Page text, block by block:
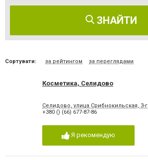
ЗНАЙТИ
Сортувати: за рейтингом за переглядами
Косметика, Селидово
Селидово, улица Срибнокильская, 3-г
+380 () (66) 677-87-86
Я рекомендую